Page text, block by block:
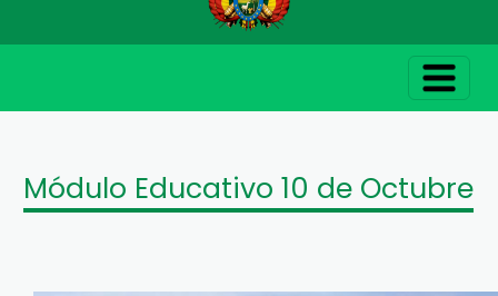
Módulo Educativo 10 de Octubre